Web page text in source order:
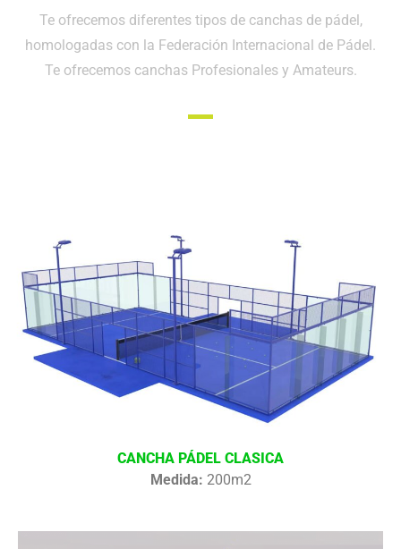
Te ofrecemos diferentes tipos de canchas de pádel,
homologadas con la Federación Internacional de Pádel.
Te ofrecemos canchas Profesionales y Amateurs.
CANCHA PÁDEL CLASICA
Medida: 200m2